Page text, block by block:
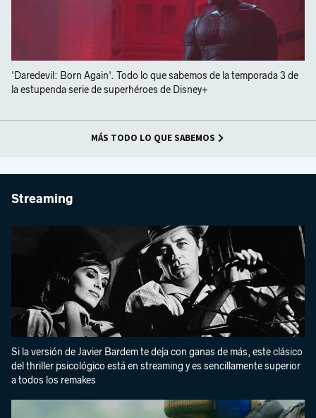
'Daredevil: Born Again'. Todo lo que sabemos de la temporada 3 de
la estupenda serie de superhéroes de Disney+
MÁS TODO LO QUE SABEMOS
Streaming
Si la versión de Javier Bardem te deja con ganas de más, este clásico
del thriller psicológico está en streaming y es sencillamente superior
a todos los remakes